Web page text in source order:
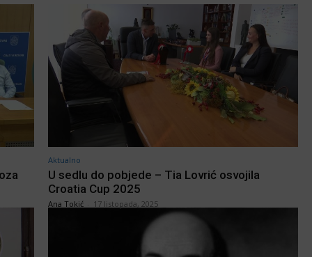
Aktualno
U sedlu do pobjede – Tia Lovrić osvojila
Croatia Cup 2025
Ana Tokić 17 listopada, 2025